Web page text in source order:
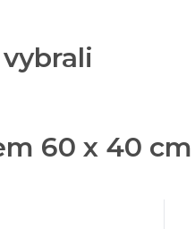
60 x 40 cm